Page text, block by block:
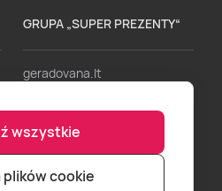
wszystkie
cookie
GRUPA „SUPER PREZENTY“
geradovana.lt
bookitnow.lt